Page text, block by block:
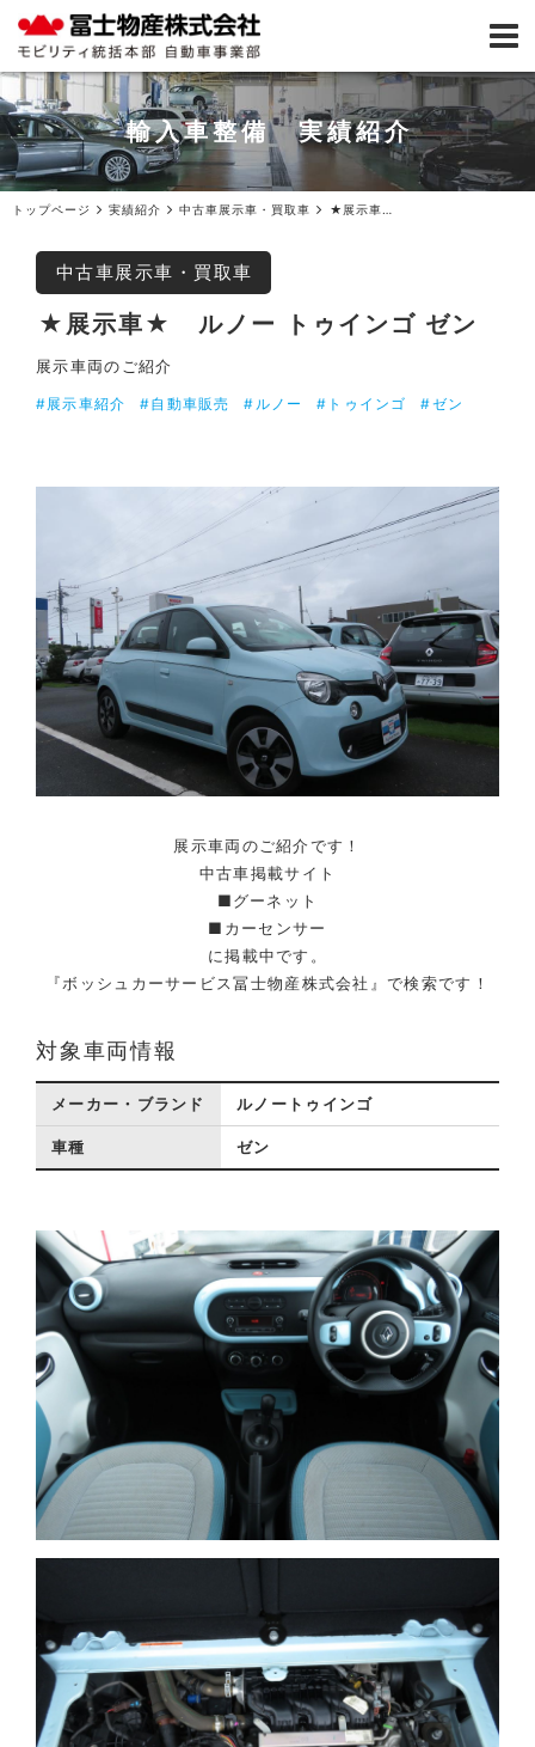
輸入車整備 実績紹介
トップページ 実績紹介 中古車展示車・買取車
中古車展示車・買取車
★展示車★ ルノー トゥインゴ ゼン
展示車両のご紹介
#展示車紹介 #自動車販売 #ルノー #トゥインゴ #ゼン
展示車両のご紹介です！
中古車掲載サイト
■グーネット
■カーセンサー
に掲載中です。
『ボッシュカーサービス冨士物産株式会社』で検索です！
対象車両情報
メーカー・ブランド ルノートゥインゴ
車種 ゼン